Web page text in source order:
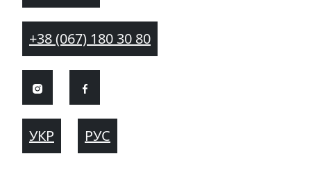
+38 (067) 180 30 80
УКР РУС